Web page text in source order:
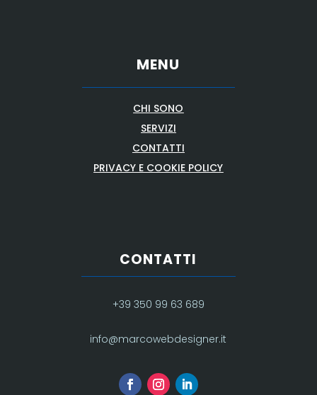
MENU
CHI SONO
SERVIZI
CONTATTI
PRIVACY E COOKIE POLICY
CONTATTI
+39 350 99 63 689
info@marcowebdesigner.it